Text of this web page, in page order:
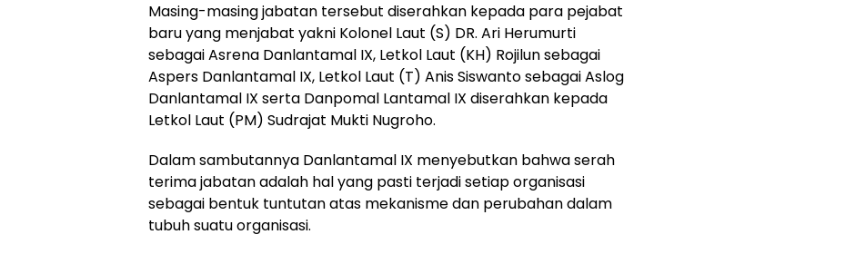
Masing-masing jabatan tersebut diserahkan kepada para pejabat
baru yang menjabat yakni Kolonel Laut (S) DR. Ari Herumurti
sebagai Asrena Danlantamal IX, Letkol Laut (KH) Rojilun sebagai
Aspers Danlantamal IX, Letkol Laut (T) Anis Siswanto sebagai Aslog
Danlantamal IX serta Danpomal Lantamal IX diserahkan kepada
Letkol Laut (PM) Sudrajat Mukti Nugroho.
Dalam sambutannya Danlantamal IX menyebutkan bahwa serah
terima jabatan adalah hal yang pasti terjadi setiap organisasi
sebagai bentuk tuntutan atas mekanisme dan perubahan dalam
tubuh suatu organisasi.